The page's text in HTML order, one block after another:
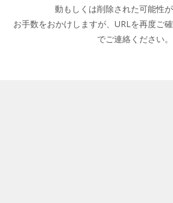
動もしくは削除された可能性が
お手数をおかけしますが、URLを再度ご確
でご連絡ください。